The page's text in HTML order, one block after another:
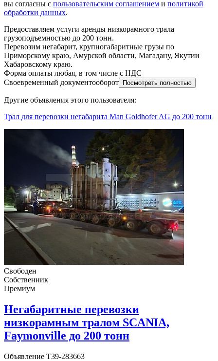
вы согласны с пользовательским соглашением и политикой
обработки данных.
Предоставляем услуги аренды низкорамного трала
грузоподъемностью до 200 тонн.
Перевозим негабарит, крупногабаритные грузы по
Приморскому краю, Амурской области, Магадану, Якутии
Хабаровскому краю.
Форма оплаты любая, в том числе с НДС
Своевременный документооборот
Посмотреть полностью
Другие объявления этого пользователя:
Трал для перевозки негабарита Man Goldhofer AG до 200 тонн
Свободен
Собственник
Премиум
Негабаритные перевозки
низкорамным тралом SCANIA,
Faymonville до 200 тонн
Объявление T39-283663